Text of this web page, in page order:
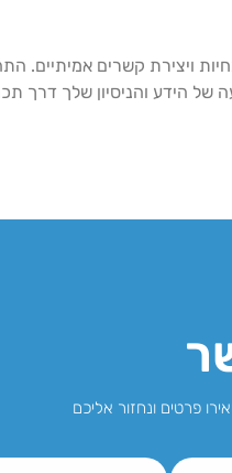
ויצירת קשרים אמיתיים.
הידע והניסיון שלך דרך
פרטים ונחזור אליכם